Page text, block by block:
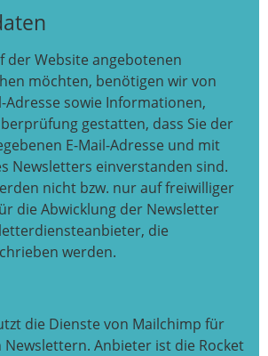
der Website angebotenen
möchten, benötigen wir von
Adresse sowie Informationen,
gestatten, dass Sie der
E-Mail-Adresse und mit
Newsletters einverstanden sind.
nicht bzw. nur auf freiwilliger
die Abwicklung der Newsletter
die
werden.
die Dienste von Mailchimp für
Newslettern. Anbieter ist die Rocket